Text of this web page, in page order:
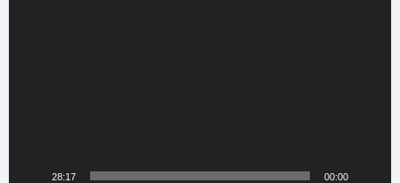
00:00
28:17